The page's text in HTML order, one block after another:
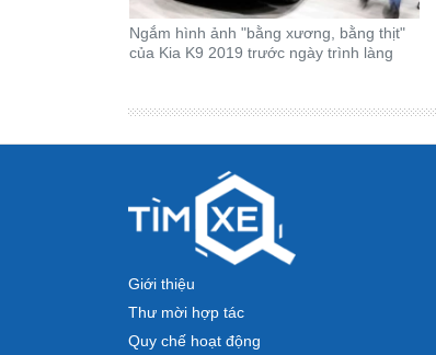
Ngắm hình ảnh "bằng xương, bằng thịt"
của Kia K9 2019 trước ngày trình làng
Giới thiệu
Thư mời hợp tác
Quy chế hoạt động